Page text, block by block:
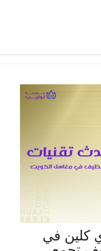
كلين في